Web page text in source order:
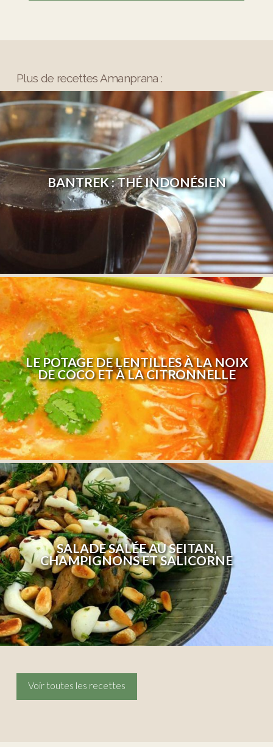
Plus de recettes Amanprana :
BANTREK : THÉ INDONÉSIEN
LE POTAGE DE LENTILLES À LA NOIX
DE COCO ET À LA CITRONNELLE
SALADE SALÉE AU SEITAN,
CHAMPIGNONS ET SALICORNE
Voir toutes les recettes